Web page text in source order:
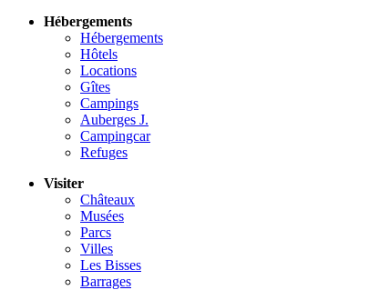
Hébergements
Hébergements
Hôtels
Locations
Gîtes
Campings
Auberges J.
Campingcar
Refuges
Visiter
Châteaux
Musées
Parcs
Villes
Les Bisses
Barrages